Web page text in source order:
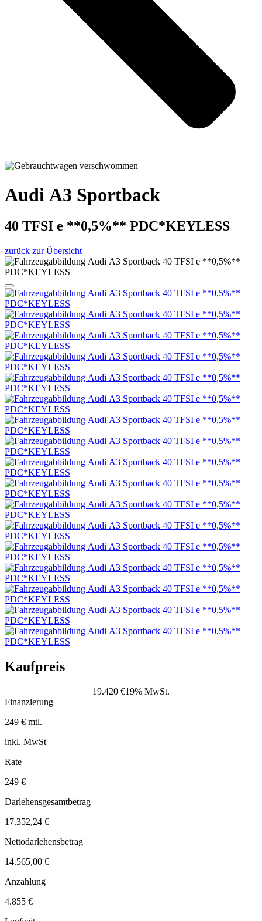
Audi A3 Sportback
40 TFSI e **0,5%** PDC*KEYLESS
zurück zur Übersicht
Kaufpreis
19.420 €19% MwSt.
Finanzierung
249 € mtl.
inkl. MwSt
Rate
249 €
Darlehensgesamtbetrag
17.352,24 €
Nettodarlehensbetrag
14.565,00 €
Anzahlung
4.855 €